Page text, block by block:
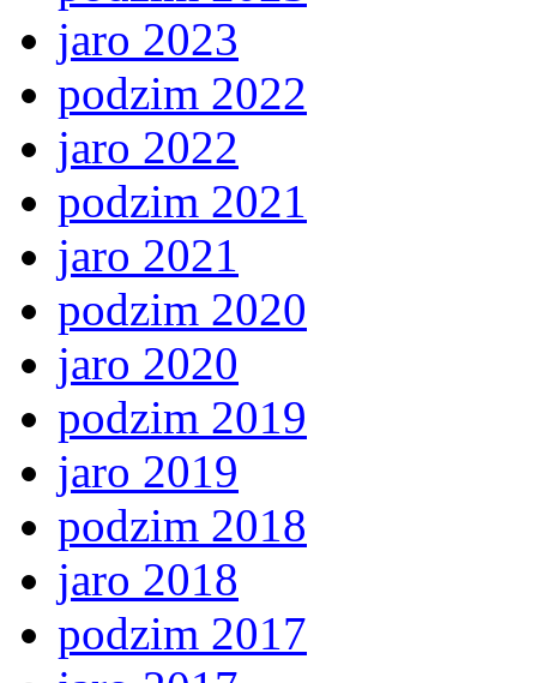
jaro 2023
podzim 2022
jaro 2022
podzim 2021
jaro 2021
podzim 2020
jaro 2020
podzim 2019
jaro 2019
podzim 2018
jaro 2018
podzim 2017